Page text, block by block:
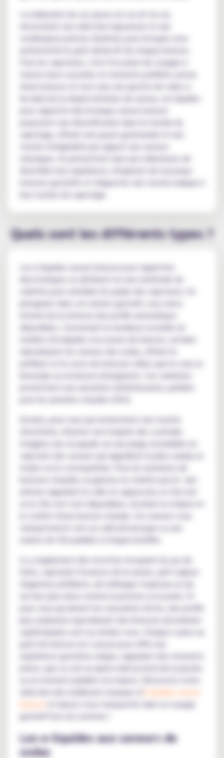
La réalisation de ces juices est un art en soi,
nécessitant une sélection rigoureuse et une
combinaison précise d'arômes pour évoquer avec
authenticité le goût distinctif de chaque boisson.
Pour les vapoteurs, c'est l'occasion de voyager à
Au-delà de la simple imitation de saveur, ces liquides
pour cigarette électronique saveur boisson
vapotage, offrant une pause gourmande et une
touche d'originalité par rapport aux saveurs
classiques. Ils permettent ainsi aux utilisateurs de
diversifier leur expérience, d'explorer de nouveaux
horizons gustatifs et d'apporter une touche ludique à
leur routine de vapotage.
Quels sont les différents types ?
Les e-liquides saveur boisson pour cigarettes
variétés pour satisfaire les palais des vapoteurs. En
plongeant dans cet univers gustatif, vous serez
étonné de la richesse des profils aromatiques
matière d'e-liquides à la saveur de boisson, certains
pétillant et le sucre de boissons telles que le cola, la
limonade ou la boisson énergisante. Ces variations
Ensuite, pour ceux qui recherchent une touche
Imaginer une escapade sur une plage ensoleillée en
vapotant des saveurs qui rappellent la piña colada, le
boissons chaudes, la gamme ne s'arrête pas là : des
arômes rappelant le café, le cappuccino, le thé noir
transporteront vers un café pittoresque ou une
maison de thé paisible à chaque bouffée.
Il y a également des recettes évoquant les jus de
fruits, capturant l'essence de la nature, qu'il s'agisse
d'agrumes pétillants, de mélanges tropicaux ou de
sophistiquées sont au rendez-vous. Chaque e-juice au
expérience gustative unique, rappelant des moments
ou un moment paisible à la maison. Découvrez notre
et laissez-vous transporter dans un voyage
gustatif hors du commun !
Les e-liquides aux saveurs de
sodas